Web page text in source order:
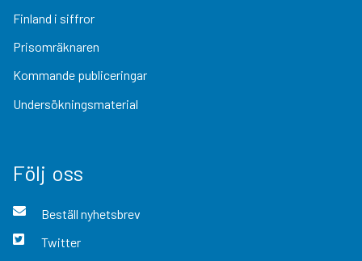
Finland i siffror
Prisomräknaren
Kommande publiceringar
Undersökningsmaterial
Följ oss
Beställ nyhetsbrev
Twitter